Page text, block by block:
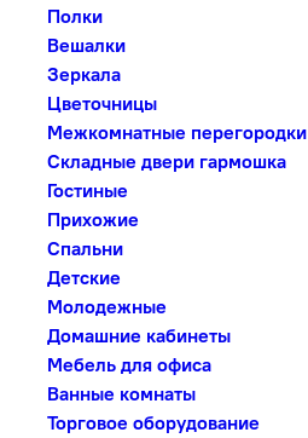
Полки
Вешалки
Зеркала
Цветочницы
Межкомнатные перегородки
Складные двери гармошка
Гостиные
Прихожие
Спальни
Детские
Молодежные
Домашние кабинеты
Мебель для офиса
Ванные комнаты
Торговое оборудование